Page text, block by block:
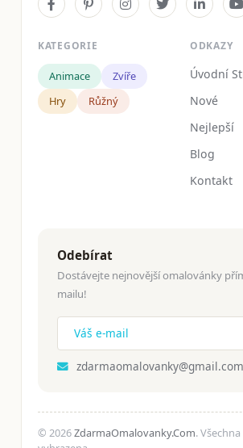
KATEGORIE
Animace
Zvíře
Hry
Růžný
ODKAZY
Úvodní
Nové
Nejlepší
Blog
Kontakt
Odebírat
Dostávejte nejnovější omalovánky
mailu!
zdarmaomalovanky@gmail.com
© 2026ZdarmaOmalovanky.Com.